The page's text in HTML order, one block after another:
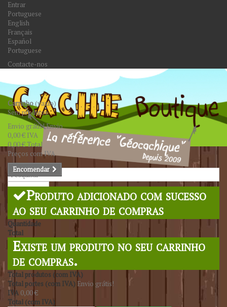
Entrar
Portuguese
English
Français
Español
Portuguese
Contacte-nos
Pesquisar
Carrinho(vazio)
Sem produtos
Envio grátis!Envio
0,00 € IVA
0,00 €Total
Preços com IVA
Encomendar
Produto adicionado com sucesso
ao seu carrinho de compras
Quantidade
Total
Existe um produto no seu carrinho
de compras.
Total produtos (com IVA)
Total portes (com IVA) Envio grátis!
IVA 0,00 €
Total (com IVA)